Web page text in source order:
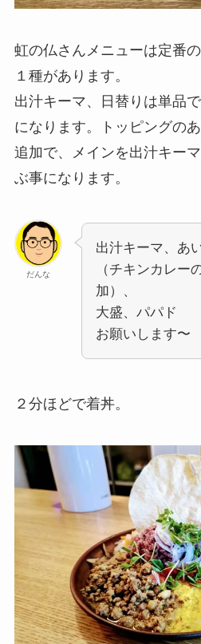
虹の仏さんメニューは定番
１種があります。
出汁キーマ、日替りは単品
になります。トッピングの
追加で、メインを出汁キー
ぶ事になります。
だんな
出汁キーマ、あ
（チキンカレー
加）、
大盛、パパド
お願いします〜
２分ほどで着丼。